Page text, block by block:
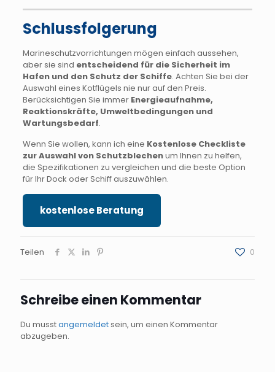
Schlussfolgerung
Marineschutzvorrichtungen mögen einfach aussehen,
aber sie sind entscheidend für die Sicherheit im
Hafen und den Schutz der Schiffe. Achten Sie bei der
Auswahl eines Kotflügels nie nur auf den Preis.
Berücksichtigen Sie immer Energieaufnahme,
Reaktionskräfte, Umweltbedingungen und
Wartungsbedarf.
Wenn Sie wollen, kann ich eine Kostenlose Checkliste
zur Auswahl von Schutzblechenum Ihnen zu helfen,
die Spezifikationen zu vergleichen und die beste Option
für Ihr Dock oder Schiff auszuwählen.
kostenlose Beratung
Teilen 0
Schreibe einen Kommentar
Du musstangemeldetsein, um einen Kommentar
abzugeben.